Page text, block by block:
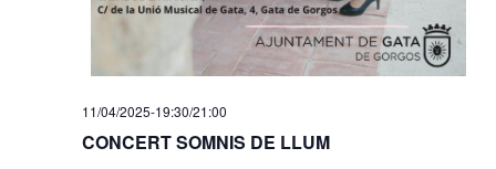
CONCERT SOMNIS DE LLUM
11/04/2025-19:30/21:00